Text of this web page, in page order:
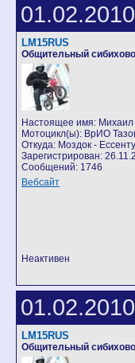
LM15RUS
Общительный
Настоящее имя: Михаил
Мотоцикл(ы): ВрИО
Откуда: Моздок -
Зарегистрирован:
Сообщений: 1746
Вебсайт
Неактивен
LM15RUS
Общительный